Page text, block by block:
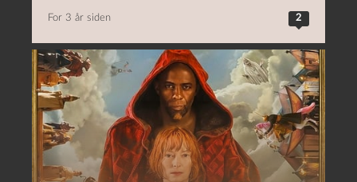
For 3 år siden 2